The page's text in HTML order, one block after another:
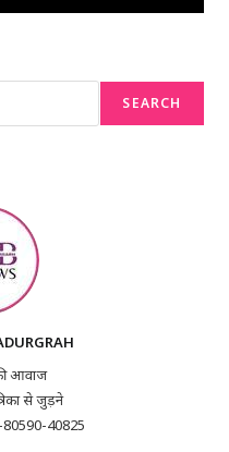
SEARCH
आवाज
से जुड़ने
40825